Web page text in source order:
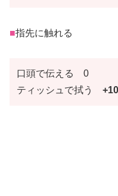
■指先に触れる
口頭で伝える 0
ティッシュで拭う +10